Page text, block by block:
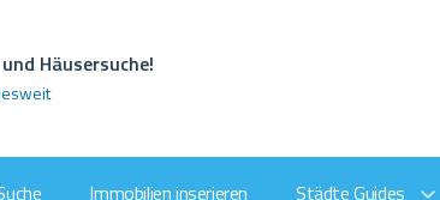
Häusersuche!
Immobilien inserieren Städte Guides